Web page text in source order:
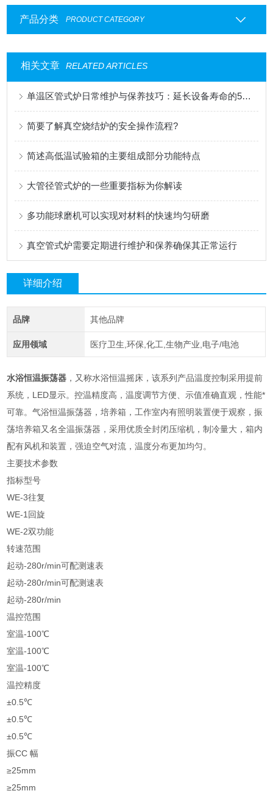
产品分类 PRODUCT CATEGORY
相关文章 RELATED ARTICLES
单温区管式炉日常维护与保养技巧：延长设备寿命的5个核心要点
简要了解真空烧结炉的安全操作流程?
简述高低温试验箱的主要组成部分功能特点
大管径管式炉的一些重要指标为你解读
多功能球磨机可以实现对材料的快速均匀研磨
真空管式炉需要定期进行维护和保养确保其正常运行
详细介绍
品牌 其他品牌
应用领域 医疗卫生,环保,化工,生物产业,电子/电池
水浴恒温振荡器 ，又称水浴恒温摇床，该系列产品温度控制采用提前
系统，LED显示。控温精度高，温度调节方便、示值准确直观，性能*
可靠。气浴恒温振荡器，培养箱，工作室内有照明装置便于观察，振
荡培养箱又名全温振荡器，采用优质全封闭压缩机，制冷量大，箱内
配有风机和装置，强迫空气对流，温度分布更加均匀。
主要技术参数
指标型号
WE-3往复
WE-1回旋
WE-2双功能
转速范围
起动-280r/min可配测速表
起动-280r/min可配测速表
起动-280r/min
温控范围
室温-100℃
室温-100℃
室温-100℃
温控精度
±0.5℃
±0.5℃
±0.5℃
振CC 幅
≥25mm
≥25mm